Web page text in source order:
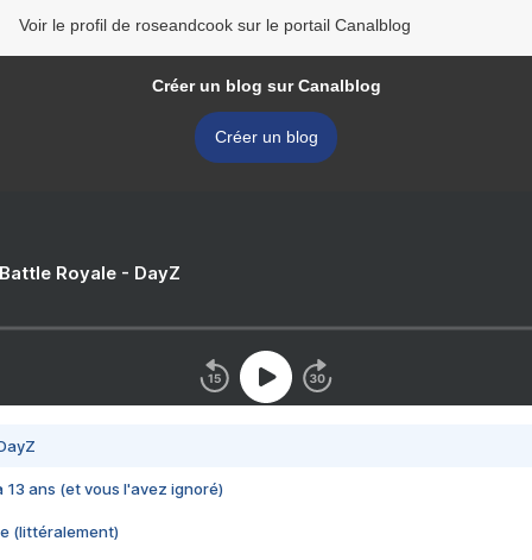
Voir le profil de roseandcook sur le portail Canalblog
Créer un blog sur Canalblog
Créer un blog
Royale - DayZ
13 ans (et vous l'avez ignoré)
(littéralement)